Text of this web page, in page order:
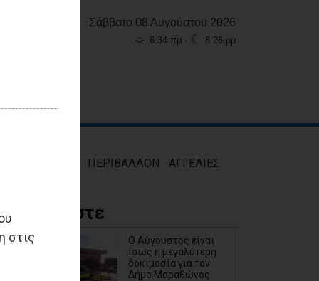
στις
Σάββατο 08 Αυγούστου 2026
☼ 6:34 πμ - ☾ 8:26 μμ
ΠΕΡΙΒΑΛΛΟΝ ΑΓΓΕΛΙΕΣ
Διαβάστε
Ο Αύγουστος είναι
ίσως η μεγαλύτερη
δοκιμασία για τον
Δήμο Μαραθώνος